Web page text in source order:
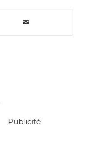
Publicité